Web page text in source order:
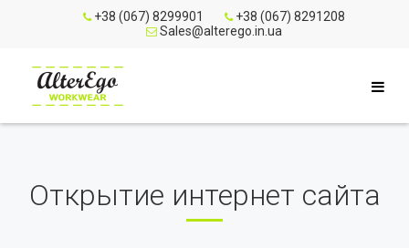
+38 (067) 8299901
+38 (067) 8291208
Sales@alterego.in.ua
Открытие интернет сайта